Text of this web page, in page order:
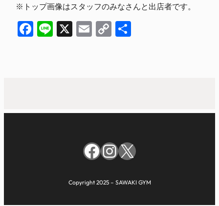
※トップ画像はスタッフのみなさんと出店者です。
Facebook
Line
X EmailCopy
Facebook
Instagram
X
Copyright 2025 – SAWAKI GYM